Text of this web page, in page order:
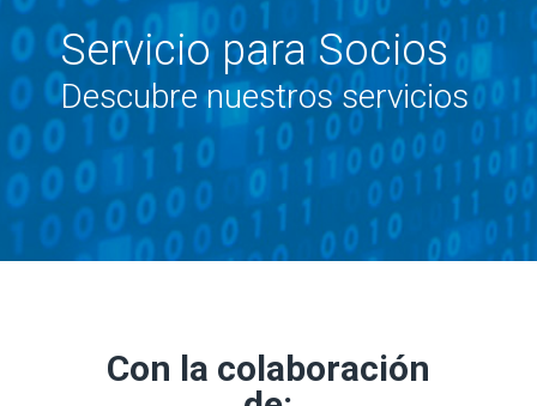
Servicio para Socios
Descubre nuestros servicios
Con la colaboración